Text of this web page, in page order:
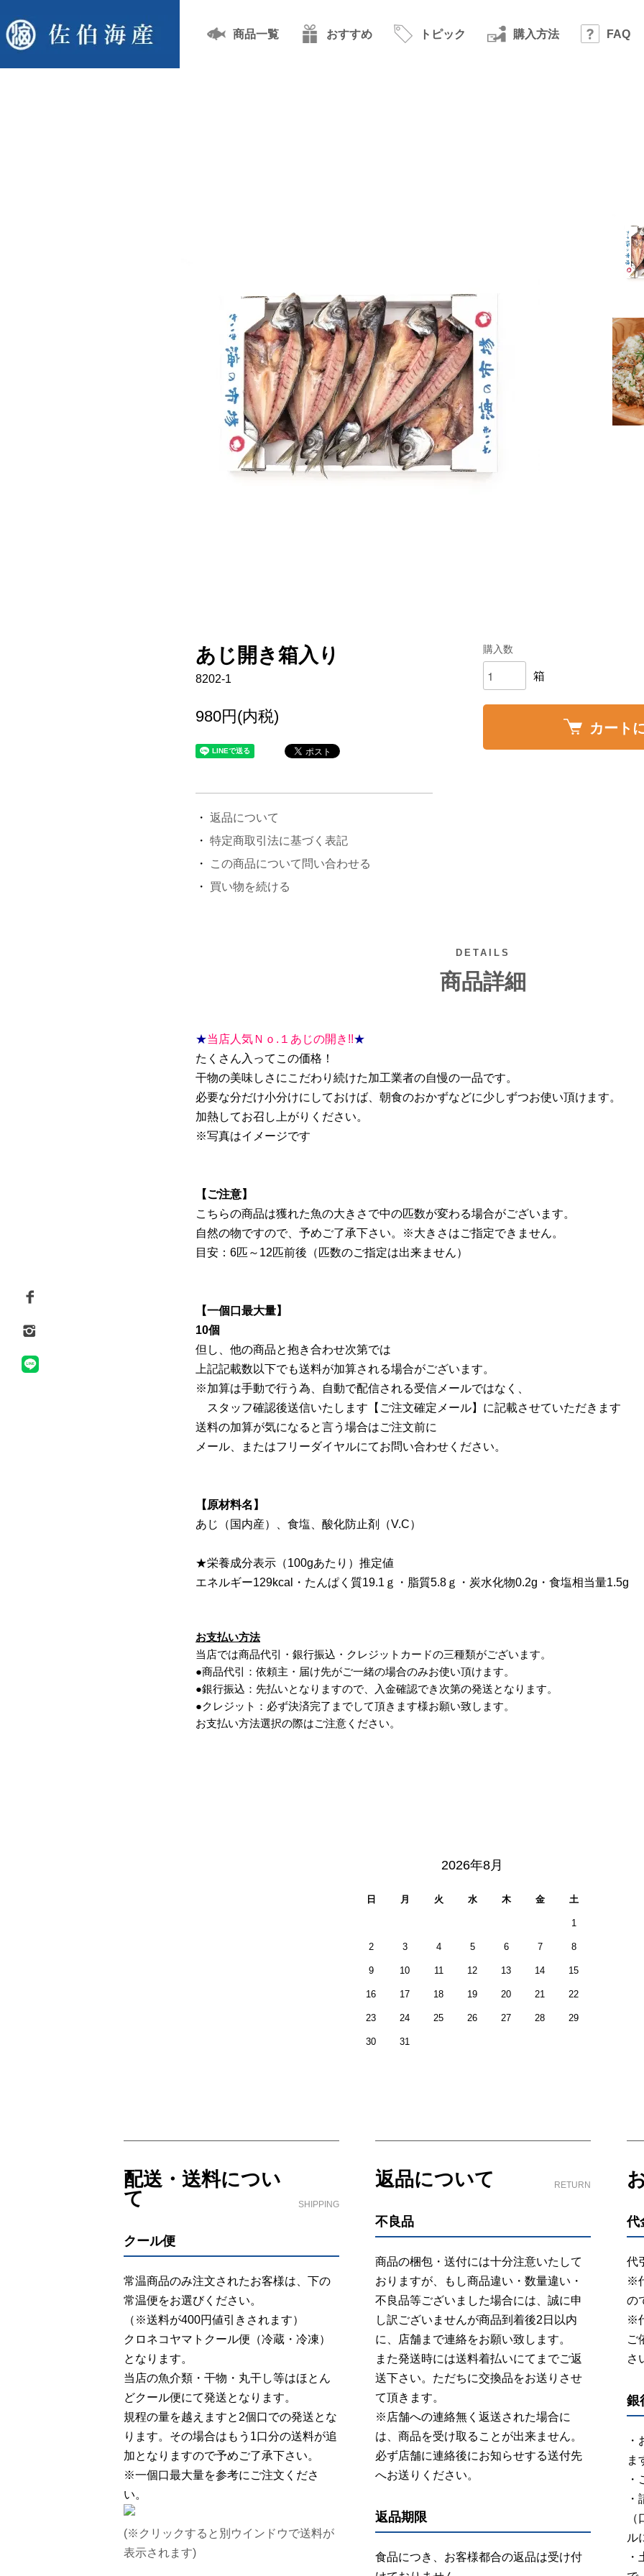
商品一覧 おすすめ トピック 購入方法 FAQ
あじ開き箱入り
8202-1
980円(内税)
返品について
特定商取引法に基づく表記
この商品について問い合わせる
買い物を続ける
購入数
箱
カート
DETAILS
商品詳細
★当店人気Ｎｏ.１あじの開き!!★
たくさん入ってこの価格！
干物の美味しさにこだわり続けた加工業者の自慢の一品です。
必要な分だけ小分けにしておけば、朝食のおかずなどに少しずつお使い頂けます。
加熱してお召し上がりください。
※写真はイメージです
【ご注意】
こちらの商品は獲れた魚の大きさで中の匹数が変わる場合がございます。
自然の物ですので、予めご了承下さい。※大きさはご指定できません。
目安：6匹～12匹前後（匹数のご指定は出来ません）
【一個口最大量】
10個
但し、他の商品と抱き合わせ次第では
上記記載数以下でも送料が加算される場合がございます。
※加算は手動で行う為、自動で配信される受信メールではなく、
スタッフ確認後送信いたします【ご注文確定メール】に記載させていただきます
送料の加算が気になると言う場合はご注文前に
メール、またはフリーダイヤルにてお問い合わせください。
【原材料名】
あじ（国内産）、食塩、酸化防止剤（V.C）
★栄養成分表示（100gあたり）推定値
エネルギー129kcal・たんぱく質19.1ｇ・脂質5.8ｇ・炭水化物0.2g・食塩相当量1.5g
お支払い方法
当店では商品代引・銀行振込・クレジットカードの三種類がございます。
●商品代引：依頼主・届け先がご一緒の場合のみお使い頂けます。
●銀行振込：先払いとなりますので、入金確認でき次第の発送となります。
●クレジット：必ず決済完了までして頂きます様お願い致します。
お支払い方法選択の際はご注意ください。
2026年8月
日 月 火 水 木 金 土
1
2 3 4 5 6 7 8
9 10 11 12 13 14 15
16 17 18 19 20 21 22
23 24 25 26 27 28 29
30 31
配送・送料につい
て
SHIPPING
クール便
常温商品のみ注文されたお客様は、下の
常温便をお選びください。
（※送料が400円値引きされます）
クロネコヤマトクール便（冷蔵・冷凍）
となります。
当店の魚介類・干物・丸干し等はほとん
どクール便にて発送となります。
規程の量を越えますと2個口での発送とな
ります。その場合はもう1口分の送料が追
加となりますので予めご了承下さい。
※一個口最大量を参考にご注文くださ
い。
(※クリックすると別ウインドウで送料が
表示されます)
返品について RETURN
不良品
商品の梱包・送付には十分注意いたして
おりますが、もし商品違い・数量違い・
不良品等ございました場合には、誠に申
し訳ございませんが商品到着後2日以内
に、店舗まで連絡をお願い致します。
また発送時には送料着払いにてまでご返
送下さい。ただちに交換品をお送りさせ
て頂きます。
※店舗への連絡無く返送された場合に
は、商品を受け取ることが出来ません。
必ず店舗に連絡後にお知らせする送付先
へお送りください。
返品期限
食品につき、お客様都合の返品は受け付
代
代
※
の
※
ご
さ
銀
ま
ル